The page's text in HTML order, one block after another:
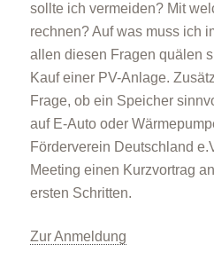
sollte ich vermeiden? Mit
rechnen? Auf was muss ich
allen diesen Fragen quälen
Kauf einer PV-Anlage.
Frage, ob ein Speicher
auf E-Auto oder
Förderverein Deutschland
Meeting einen Kurzvortrag
ersten Schritten.
Zur Anmeldung